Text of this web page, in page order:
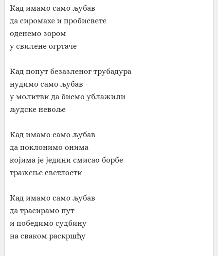
Кад имамо само љубав
да сиромахе и пробисвете
оденемо зором
у свилене огртаче
Кад попут безазленог трубадура
нудимо само љубав -
у молитви да бисмо ублажили
људске невоље
Кад имамо само љубав
да поклонимо онима
којима је једини смисао борбе
тражење светлости
Кад имамо само љубав
да трасирамо пут
и победимо судбину
на сваком раскршћу